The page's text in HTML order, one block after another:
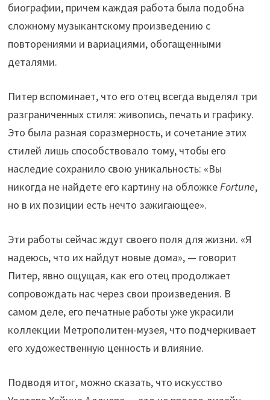
биографии, причем каждая работа была подобна
сложному музыкантскому произведению с
повторениями и вариациями, обогащенными
деталями.
Питер вспоминает, что его отец всегда выделял три
разграниченных стиля: живопись, печать и графику.
Это была разная соразмерность, и сочетание этих
стилей лишь способствовало тому, чтобы его
наследие сохранило свою уникальность: «Вы
никогда не найдете его картину на обложкеFortune,
но в их позиции есть нечто зажигающее».
Эти работы сейчас ждут своего поля для жизни. «Я
надеюсь, что их найдут новые дома», — говорит
Питер, явно ощущая, как его отец продолжает
сопровождать нас через свои произведения. В
самом деле, его печатные работы уже украсили
коллекции Метрополитен-музея, что подчеркивает
его художественную ценность и влияние.
Подводя итог, можно сказать, что искусство